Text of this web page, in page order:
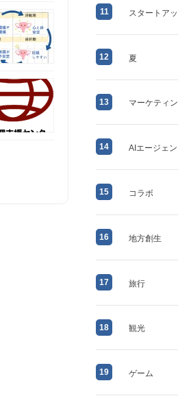
11 スタートア
12 夏
13 マーケティ
14 AIエージェン
15 コラボ
16 地方創生
17 旅行
18 観光
19 ゲーム